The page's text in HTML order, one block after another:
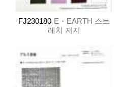
FJ230180 E・EARTH 스트
레치 저지